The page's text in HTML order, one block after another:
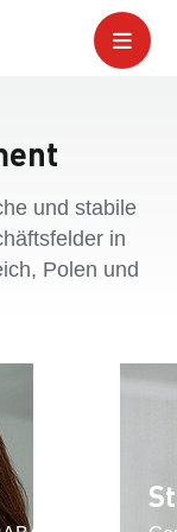
und stabile
in
Polen und